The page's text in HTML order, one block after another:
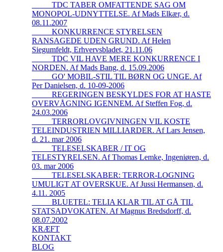
_____TDC TABER OMFATTENDE SAG OM
MONOPOL-UDNYTTELSE. Af Mads Elkær, d.
08.11.2007
_____KONKURRENCE STYRELSEN
RANSAGEDE UDEN GRUND. Af Helen
Siegumfeldt, Erhvervsbladet, 21.11.06
_____TDC VIL HAVE MERE KONKURRENCE I
NORDEN. Af Mads Bang, d. 15.09.2006
_____GO' MOBIL-STIL TIL BØRN OG UNGE. Af
Per Danielsen, d. 10-09-2006
_____REGERINGEN BESKYLDES FOR AT HASTE
OVERVÅGNING IGENNEM. Af Steffen Fog, d.
24.03.2006
_____TERRORLOVGIVNINGEN VIL KOSTE
TELEINDUSTRIEN MILLIARDER. Af Lars Jensen,
d. 21. mar 2006
_____TELESELSKABER / IT OG
TELESTYRELSEN. Af Thomas Lemke, Ingeniøren, d.
03. mar 2006
_____TELESELSKABER: TERROR-LOGNING
UMULIGT AT OVERSKUE. Af Jussi Hermansen, d.
4.11. 2005
_____BLUETEL: TELIA KLAR TIL AT GÅ TIL
STATSADVOKATEN. Af Magnus Bredsdorff, d.
08.07.2002
KRÆFT
KONTAKT
BLOG